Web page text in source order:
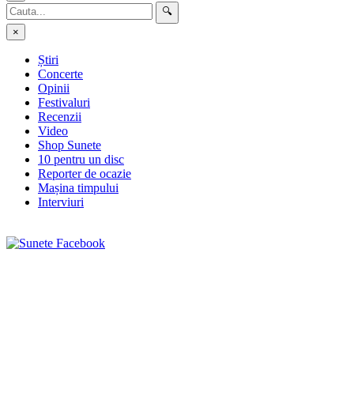
🔍
×
Știri
Concerte
Opinii
Festivaluri
Recenzii
Video
Shop Sunete
10 pentru un disc
Reporter de ocazie
Mașina timpului
Interviuri